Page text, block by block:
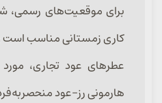
برای موقعیت‌های
کاری زمستانی مناسب است
عطرهای عود تجاری،
هارمونی رز-عود